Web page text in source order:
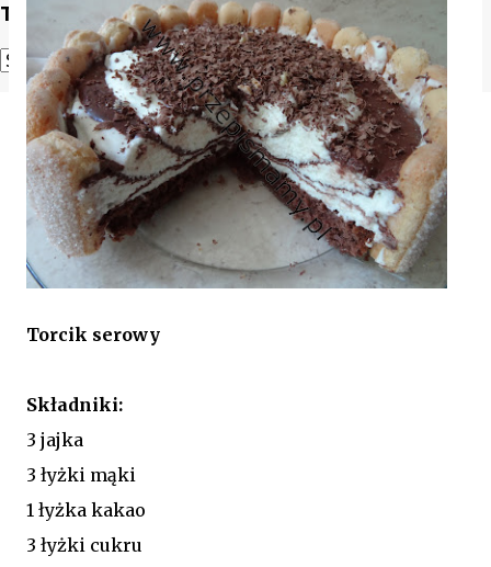
Translate
Powered by Translate
Torcik serowy
Składniki:
3 jajka
3 łyżki mąki
1 łyżka kakao
3 łyżki cukru